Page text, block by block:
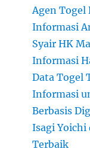
Agen Togel
Informasi
Syair HK
Informasi
Data Togel
Informasi
Berbasis
Isagi
Terbaik